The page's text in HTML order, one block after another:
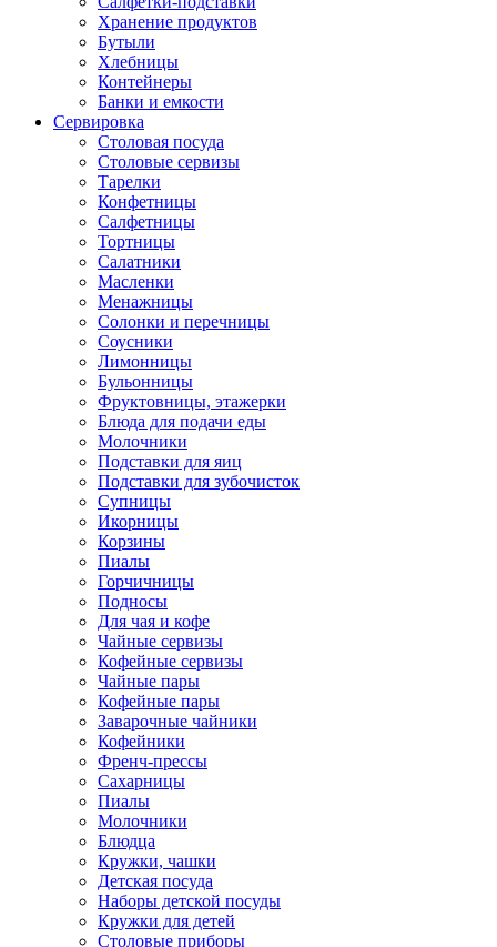
Хранение продуктов
Бутыли
Хлебницы
Контейнеры
Банки и емкости
Сервировка
Столовая посуда
Столовые сервизы
Тарелки
Конфетницы
Салфетницы
Тортницы
Салатники
Масленки
Менажницы
Солонки и перечницы
Соусники
Лимонницы
Бульонницы
Фруктовницы, этажерки
Блюда для подачи еды
Молочники
Подставки для яиц
Подставки для зубочисток
Супницы
Икорницы
Корзины
Пиалы
Горчичницы
Подносы
Для чая и кофе
Чайные сервизы
Кофейные сервизы
Чайные пары
Кофейные пары
Заварочные чайники
Кофейники
Френч-прессы
Сахарницы
Пиалы
Молочники
Блюдца
Кружки, чашки
Детская посуда
Наборы детской посуды
Кружки для детей
Столовые приборы